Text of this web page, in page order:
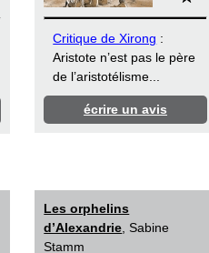
Critique de Xirong :
Aristote n’est pas le père
de l’aristotélisme...
écrire un avis
Les orphelins
d’Alexandrie , Sabine
Stamm